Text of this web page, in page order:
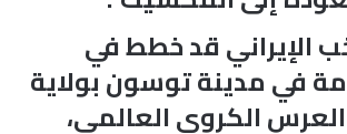
الإيراني قد خطط في
في مدينة توسون بولاية
العرس الكروي العالمي،